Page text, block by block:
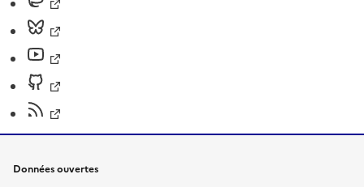
Données ouvertes